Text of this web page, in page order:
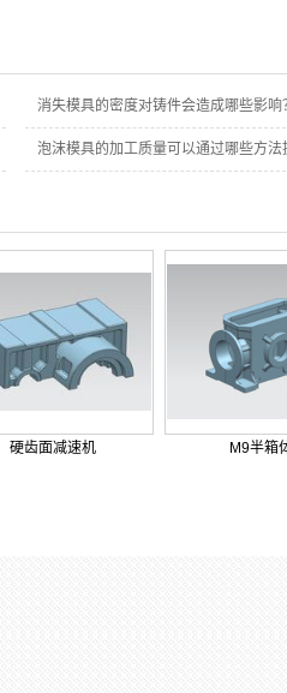
消失模具的密度对铸件会造成哪些影响
泡沫模具的加工质量可以通过哪些方法
硬齿面减速机 M9半箱